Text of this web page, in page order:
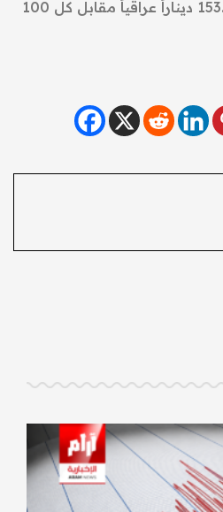
فيما بلغ سعر الشراء 153.250 ديناراً عراقياً مقابل كل 100